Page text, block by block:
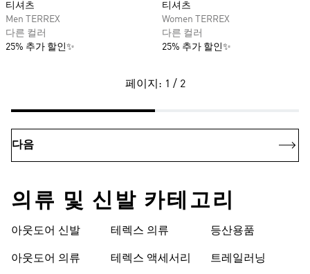
티셔츠
Men TERREX
다른 컬러
25% 추가 할인✨
티셔츠
Women TERREX
다른 컬러
25% 추가 할인✨
페이지: 1 / 2
다음
의류 및 신발 카테고리
아웃도어 신발
아웃도어 의류
테렉스 의류
테렉스 액세서리
등산용품
트레일러닝